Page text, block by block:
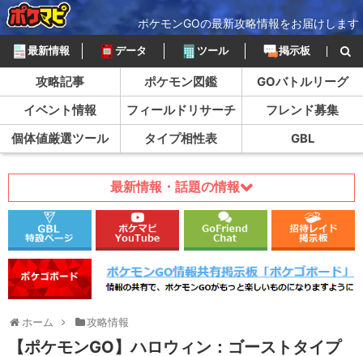
ポケモンGOの最新攻略情報をお届けします
最新情報 データ ツール 掲示板
攻略記事 ポケモン図鑑
GOバトルリーグ
イベント情報
フィールドリサーチ
フレンド募集
個体値厳選ツール
タイプ相性表 GBL
最新情報・話題の情報
ホーム 攻略情報
【ポケモンGO】ハロウィン：ゴーストタイプ